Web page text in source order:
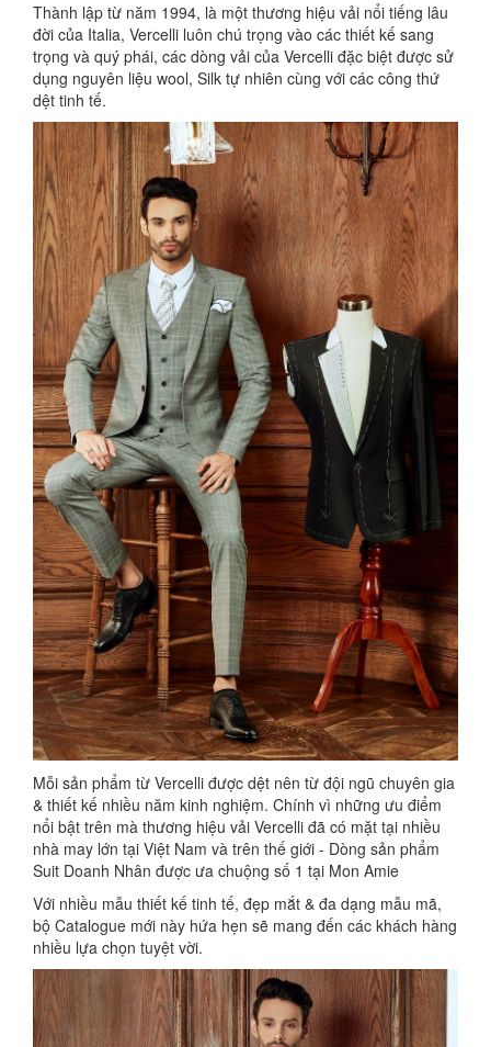
Thành lập từ năm 1994, là một thương hiệu vải nổi tiếng lâu
đời của Italia, Vercelli luôn chú trọng vào các thiết kế sang
trọng và quý phái, các dòng vải của Vercelli đặc biệt được sử
dụng nguyên liệu wool, Silk tự nhiên cùng với các công thứ
dệt tinh tế.
Mỗi sản phẩm từ Vercelli được dệt nên từ đội ngũ chuyên gia
& thiết kế nhiều năm kinh nghiệm. Chính vì những ưu điểm
nổi bật trên mà thương hiệu vải Vercelli đã có mặt tại nhiều
nhà may lớn tại Việt Nam và trên thế giới - Dòng sản phẩm
Suit Doanh Nhân được ưa chuộng số 1 tại Mon Amie
Với nhiều mẫu thiết kế tinh tế, đẹp mắt & đa dạng mẫu mã,
bộ Catalogue mới này hứa hẹn sẽ mang đến các khách hàng
nhiều lựa chọn tuyệt vời.